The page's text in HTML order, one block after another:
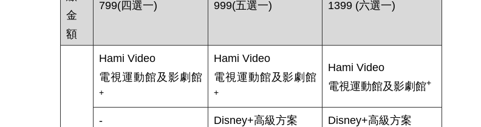
金
額
799(四選一) 999(五選一) 1399 (六選一)
Hami Video
電視運動館及影劇館
+
Hami Video
電視運動館及影劇館
+
Hami Video
電視運動館及影劇館+
- Disney+高級方案
Disney+高級方案